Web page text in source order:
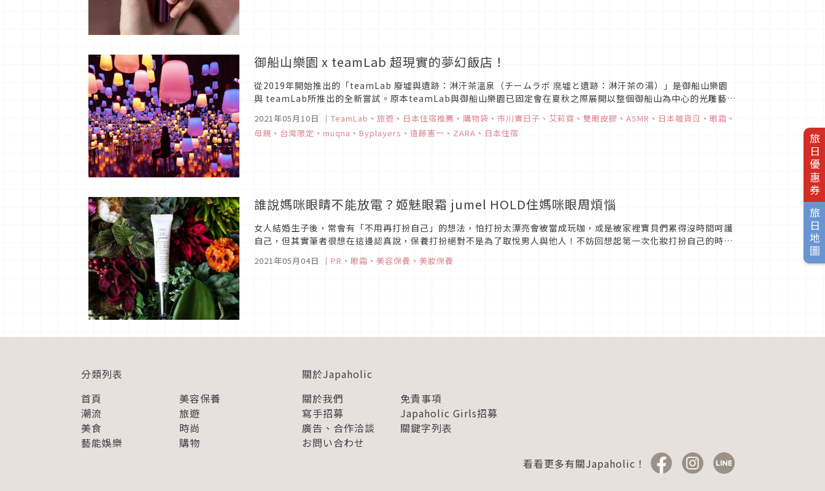
旅日優惠券
旅日地圖
御船山樂園 x teamLab 超現實的夢幻飯店！
從2019年開始推出的「teamLab 廢墟與遺跡：淋汗茶溫泉（チームラボ 廃墟と遺跡：淋汗茶の湯）」是御船山樂園
與 teamLab所推出的全新嘗試。原本teamLab與御船山樂園已固定會在夏秋之際展開以整個御船山為中心的光雕藝術
活動，在展覽期間，也常使得御船山飯店一房難求。而新的展出則是配合一年四...
2021年05月10日 ｜ TeamLab 、 旅遊 、 日本住宿推薦 、 購物袋 、 市川實日子 、 艾莉霓 、 雙眼皮膠 、 ASMR 、 日本雜貨ㄖ 、 眼霜 、
母親 、 台灣限定 、 muqna 、 Byplayers 、 遠藤憲一 、 ZARA 、 日本住宿
誰說媽咪眼睛不能放電？姬魅眼霜 jumel HOLD住媽咪眼周煩惱
女人結婚生子後，常會有「不用再打扮自己」的想法，怕打扮太漂亮會被當成玩咖，或是被家裡寶貝們累得沒時間呵護
自己，但其實筆者很想在這邊認真說，保養打扮絕對不是為了取悅男人與他人！不妨回想起第一次化妝打扮自己的時
2021年05月04日 ｜ PR 、 眼霜 、 美容保養 、 美妝保養
分類列表
首頁
美容保養
潮流
旅遊
美食
時尚
藝能娛樂
購物
關於Japaholic
關於我們
免責事項
寫手招募
Japaholic Girls招募
廣告、合作洽談
關鍵字列表
お問い合わせ
看看更多有關Japaholic！